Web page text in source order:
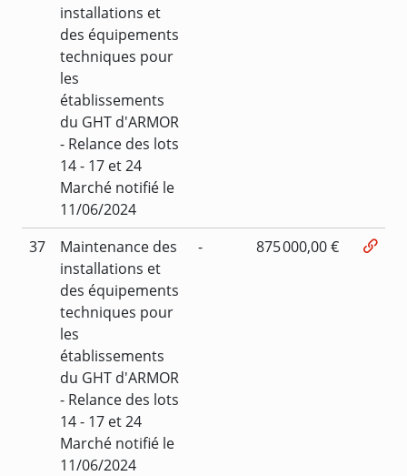
installations et
des équipements
techniques pour
les
établissements
du GHT d'ARMOR
- Relance des lots
14 - 17 et 24
Marché notifié le
11/06/2024
37
Maintenance des
installations et
des équipements
techniques pour
les
établissements
du GHT d'ARMOR
- Relance des lots
14 - 17 et 24
Marché notifié le
11/06/2024
- 875 000,00 €